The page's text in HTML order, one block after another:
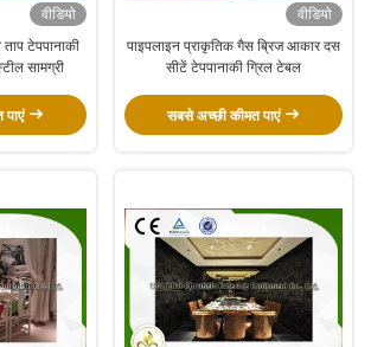
वीडियो
टेपपानाकी
सामग्री
पाएं
वीडियो
पाइपलाइन प्राकृतिक गैस ब्रिज आकार दस
सीटें टेपपानाकी ग्रिल टेबल
सबसे अच्छी कीमत पाएं